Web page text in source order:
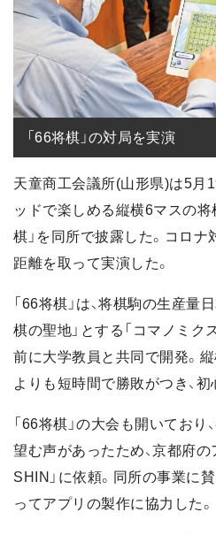
「66将棋」の対局を実演
天童商工会議所(山形県)は5月
ッドで楽しめる縦横6マスの将
棋」を同所で披露した。コロナ
距離を取って実演した。
「66将棋」は、将棋駒の生産量
棋の聖地」とする「コマノミク
前に大学教員と共同で開発。
よりも短時間で勝敗がつき、
「66将棋」の大会も開いており
望む声があったため、京都府
SHIN」に依頼。同所の事業に
ってアプリの製作に協力した。